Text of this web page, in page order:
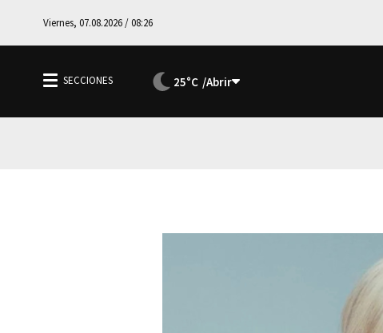
Viernes, 07.08.2026 / 08:26
25°C